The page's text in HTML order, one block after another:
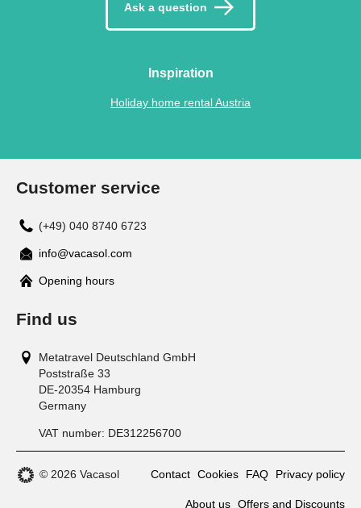
Ask a question
Inspiration
Holiday home rental Austria
Customer service
(+49) 040 8740 6723
info@vacasol.com
Opening hours
Find us
Metatravel Deutschland GmbH
Poststraße 33
DE-20354 Hamburg
Germany
VAT number: DE312256700
© 2026 Vacasol Contact Cookies FAQ Privacy policy
About us Offers and Discounts